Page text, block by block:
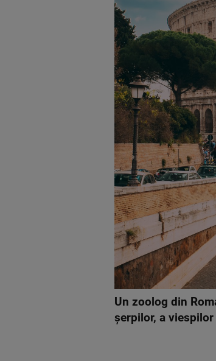
Un zoolog din
şerpilor, a